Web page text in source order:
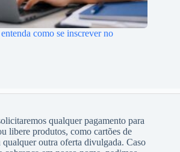
como se inscrever no
qualquer pagamento para
libere produtos, como cartões de
outra oferta divulgada. Caso